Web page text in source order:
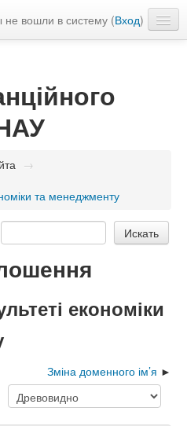
не вошли в систему (Вход)
→
та менеджменту
економіки
Зміна доменного ім’я